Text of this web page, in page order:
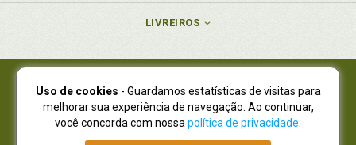
LIVREIROS
Juruá Editora Ltda., CNPJ 77.535.508/0001-19
Juruá Informática Ltda., CNPJ 01.701.561/0001-80
NOVO ENDEREÇO:R. Flávio Dallegrave, 7665, São Lourenço |
Curitiba - Paraná - CEP 82210-310
Uso de cookies - Guardamos estatísticas de visitas para
melhorar sua experiência de navegação. Ao continuar,
você concorda com nossa política de privacidade